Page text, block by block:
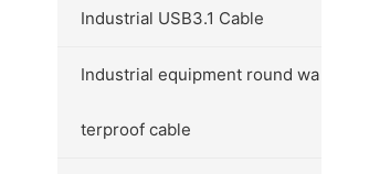
Industrial USB3.1 Cable
Industrial equipment round wa
terproof cable